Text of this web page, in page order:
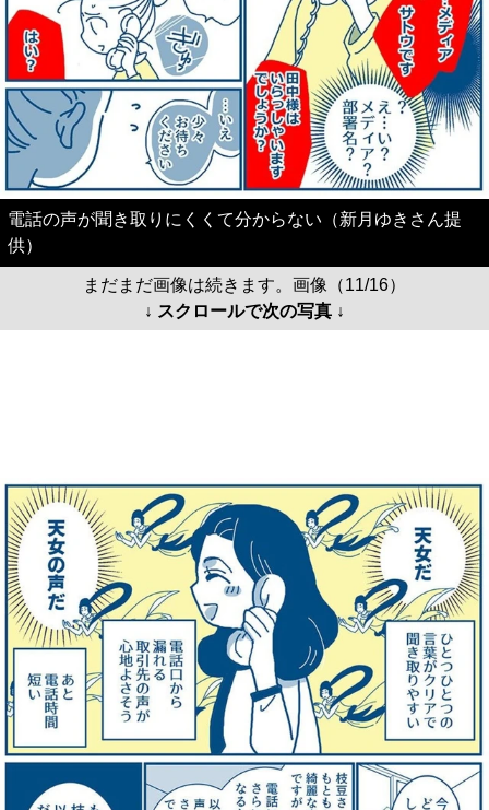
電話の声が聞き取りにくくて分からない（新月ゆきさん提
供）
まだまだ画像は続きます。画像（11/16）
↓ スクロールで次の写真 ↓